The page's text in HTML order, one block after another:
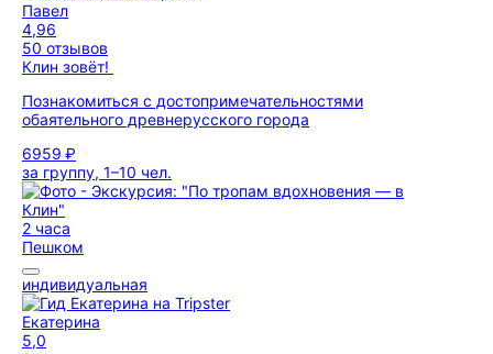
Павел
4,96
50 отзывов
Клин зовёт!
Познакомиться с достопримечательностями
обаятельного древнерусского города
6959 ₽
за группу, 1–10 чел.
2 часа
Пешком
индивидуальная
Екатерина
5,0